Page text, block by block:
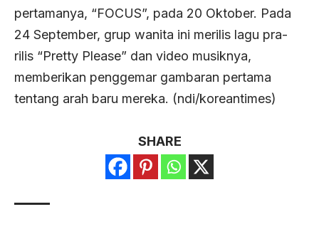
pertamanya, “FOCUS”, pada 20 Oktober. Pada
24 September, grup wanita ini merilis lagu pra-
rilis “Pretty Please” dan video musiknya,
memberikan penggemar gambaran pertama
tentang arah baru mereka. (ndi/koreantimes)
SHARE